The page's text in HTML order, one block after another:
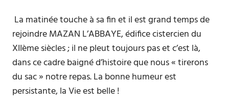
La matinée touche à sa fin et il est grand temps de
rejoindre MAZAN L’ABBAYE, édifice cistercien du
XIIème siècles ; il ne pleut toujours pas et c’est là,
dans ce cadre baigné d’histoire que nous « tirerons
du sac » notre repas. La bonne humeur est
persistante, la Vie est belle !